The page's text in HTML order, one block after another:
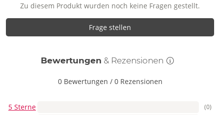
Zu diesem Produkt wurden noch keine Fragen gestellt.
Frage stellen
Bewertungen & Rezensionen
0 Bewertungen / 0 Rezensionen
5 Sterne (0)